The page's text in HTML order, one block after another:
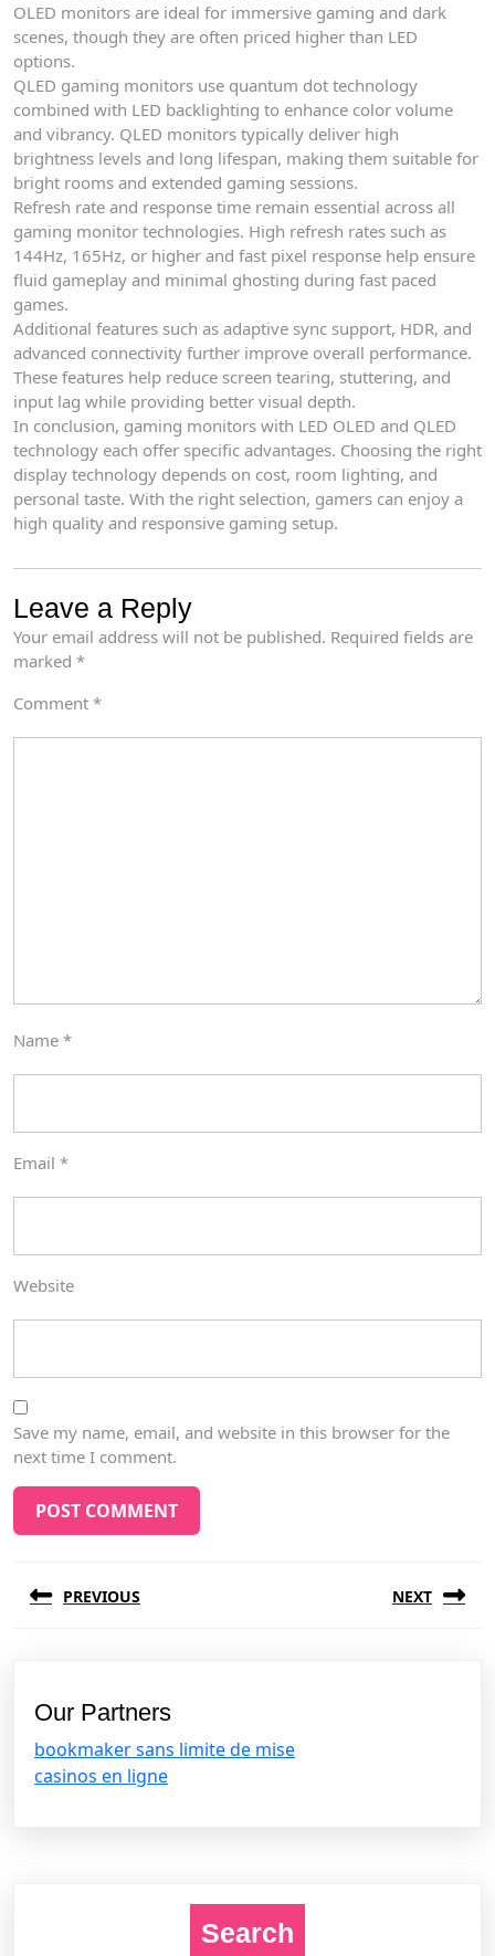
OLED monitors are ideal for immersive gaming and dark
scenes, though they are often priced higher than LED
options.
QLED gaming monitors use quantum dot technology
combined with LED backlighting to enhance color volume
and vibrancy. QLED monitors typically deliver high
brightness levels and long lifespan, making them suitable for
bright rooms and extended gaming sessions.
Refresh rate and response time remain essential across all
gaming monitor technologies. High refresh rates such as
144Hz, 165Hz, or higher and fast pixel response help ensure
fluid gameplay and minimal ghosting during fast paced
games.
Additional features such as adaptive sync support, HDR, and
advanced connectivity further improve overall performance.
These features help reduce screen tearing, stuttering, and
input lag while providing better visual depth.
In conclusion, gaming monitors with LED OLED and QLED
technology each offer specific advantages. Choosing the right
display technology depends on cost, room lighting, and
personal taste. With the right selection, gamers can enjoy a
high quality and responsive gaming setup.
Leave a Reply
Your email address will not be published. Required fields are
marked *
Comment *
Name *
Email *
Website
Save my name, email, and website in this browser for the
next time I comment.
navigation
PREVIOUS NEXT
Our Partners
bookmaker sans limite de mise
casinos en ligne
Search